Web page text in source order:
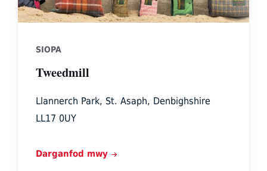
SIOPA
Tweedmill
Llannerch Park, St. Asaph, Denbighshire
LL17 0UY
Darganfod mwy